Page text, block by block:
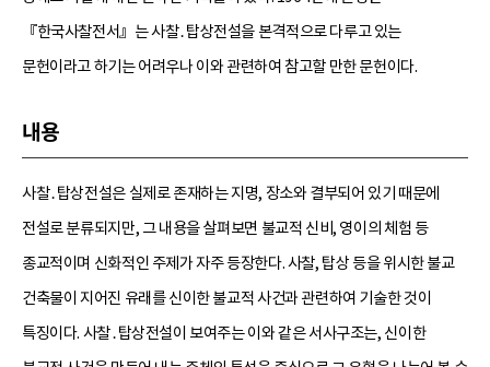
『한국사찰전서』는 사찰․탑상전설을 본격적으로 다루고 있는
문헌이라고 하기는 어려우나 이와 관련하여 참고할 만한 문헌이다.
내용
사찰․탑상전설은 실제로 존재하는 지명, 장소와 결부되어 있기 때문에
전설로 분류되지만, 그 내용을 살펴보면 불교적 신비, 영이의 체험 등
종교적이며 신화적인 주제가 자주 등장한다. 사찰, 탑상 등을 위시한 불교
건축물이 지어진 유래를 신이한 불교적 사건과 관련하여 기술한 것이
특징이다. 사찰․탑상전설이 보여주는 이와 같은 서사구조는, 신이한